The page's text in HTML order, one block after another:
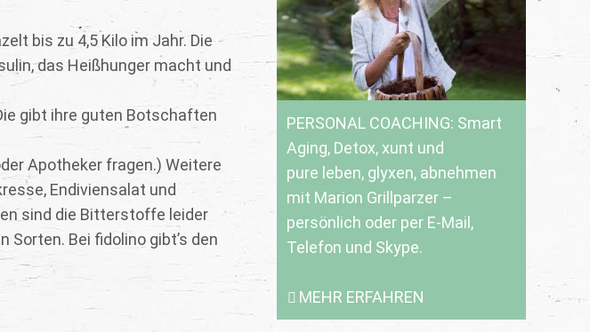
PERSONAL COACHING: Smart
Aging, Detox, xunt und
pure leben, glyxen, abnehmen
mit Marion Grillparzer –
persönlich oder per E-Mail,
Telefon und Skype.
MEHR ERFAHREN
bis zu 4,5 Kilo im Jahr. Die
das Heißhunger macht und
gibt ihre guten Botschaften
Apotheker fragen.) Weitere
Endiviensalat und
sind die Bitterstoffe leider
Bei fidolino gibt’s den